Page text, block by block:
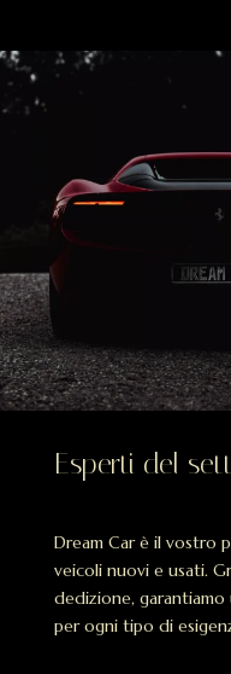
Esperti del
Dream Car è il vostro
veicoli nuovi e usati.
dedizione, garantiamo
per ogni tipo di